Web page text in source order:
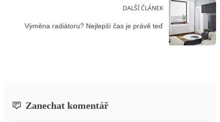
DALŠÍ ČLÁNEK
Výměna radiátoru? Nejlepší čas je právě teď
Zanechat komentář